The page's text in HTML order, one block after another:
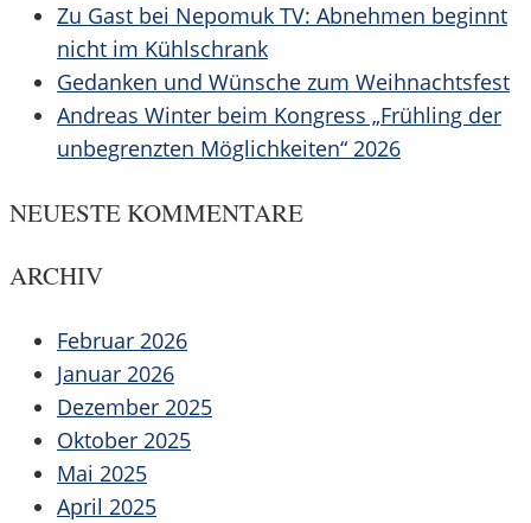
Zu Gast bei Nepomuk TV: Abnehmen beginnt
nicht im Kühlschrank
Gedanken und Wünsche zum Weihnachtsfest
Andreas Winter beim Kongress „Frühling der
unbegrenzten Möglichkeiten“ 2026
NEUESTE KOMMENTARE
ARCHIV
Februar 2026
Januar 2026
Dezember 2025
Oktober 2025
Mai 2025
April 2025